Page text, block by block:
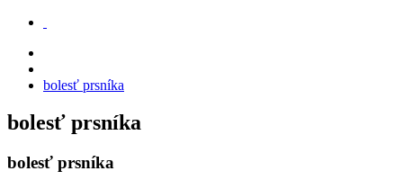
bolesť prsníka
bolesť prsníka
bolesť prsníka